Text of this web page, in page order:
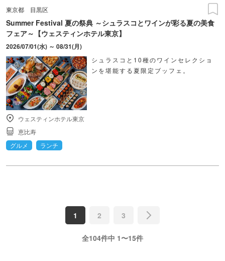
東京都 目黒区
Summer Festival 夏の祭典 ～シュラスコとワインが彩る夏の美食
フェア～【ウェスティンホテル東京】
2026/07/01(水) ～ 08/31(月)
シュラスコと10種のワインセレクショ
ンを堪能する夏限定ブッフェ。
ウェスティンホテル東京
恵比寿
グルメ
ランチ
1 2 3
全104件中 1〜15件